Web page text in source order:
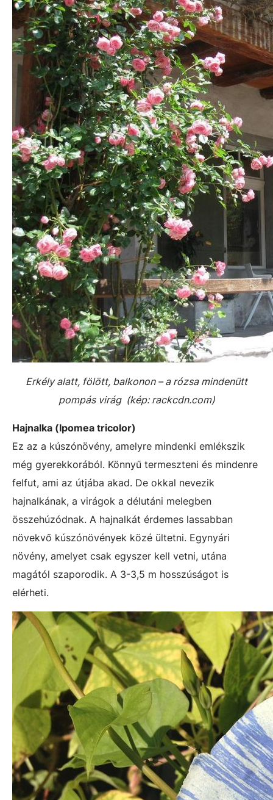
Erkély alatt, fölött, balkonon – a rózsa mindenütt
pompás virág (kép: rackcdn.com)
Hajnalka (Ipomea tricolor)
Ez az a kúszónövény, amelyre mindenki emlékszik
még gyerekkorából. Könnyű termeszteni és mindenre
felfut, ami az útjába akad. De okkal nevezik
hajnalkának, a virágok a délutáni melegben
összehúzódnak. A hajnalkát érdemes lassabban
növekvő kúszónövények közé ültetni. Egynyári
növény, amelyet csak egyszer kell vetni, utána
magától szaporodik. A 3-3,5 m hosszúságot is
elérheti.